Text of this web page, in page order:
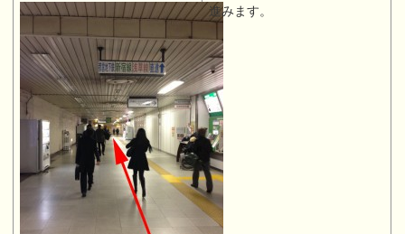
進みます。